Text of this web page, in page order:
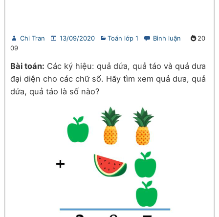
Chi Tran 13/09/2020 Toán lớp 1 Bình luận
20
09
Bài toán: Các ký hiệu: quả dứa, quả táo và quả dưa
đại diện cho các chữ số. Hãy tìm xem quả dưa, quả
dứa, quả táo là số nào?